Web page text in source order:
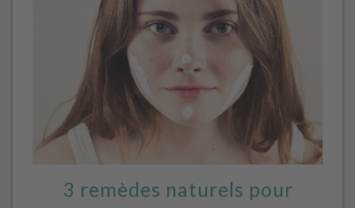
3 remèdes naturels pour